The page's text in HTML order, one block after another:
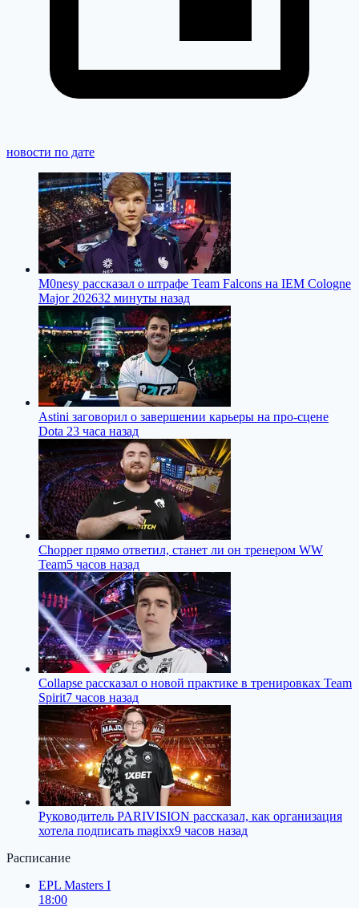
новости по дате
M0nesy рассказал о штрафе Team Falcons на IEM Cologne
Major 202632 минуты назад
Astini заговорил о завершении карьеры на про-сцене
Dota 23 часа назад
Chopper прямо ответил, станет ли он тренером WW
Team5 часов назад
Collapse рассказал о новой практике в тренировках Team
Spirit7 часов назад
Руководитель PARIVISION рассказал, как организация
хотела подписать magixx9 часов назад
Расписание
EPL Masters I
18:00